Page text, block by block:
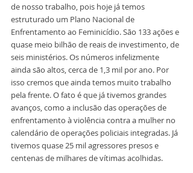
de nosso trabalho, pois hoje já temos
estruturado um Plano Nacional de
Enfrentamento ao Feminicídio. São 133 ações e
quase meio bilhão de reais de investimento, de
seis ministérios. Os números infelizmente
ainda são altos, cerca de 1,3 mil por ano. Por
isso cremos que ainda temos muito trabalho
pela frente. O fato é que já tivemos grandes
avanços, como a inclusão das operações de
enfrentamento à violência contra a mulher no
calendário de operações policiais integradas. Já
tivemos quase 25 mil agressores presos e
centenas de milhares de vítimas acolhidas.